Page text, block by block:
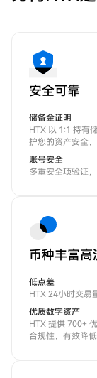
安全可靠
储备金证明
HTX 以 1:1 持有
护您的资产安全
账号安全
多重安全项验证
币种丰富高
低点差
HTX 24小时交易
优质数字资产
HTX 提供 700+
合规性，有效降